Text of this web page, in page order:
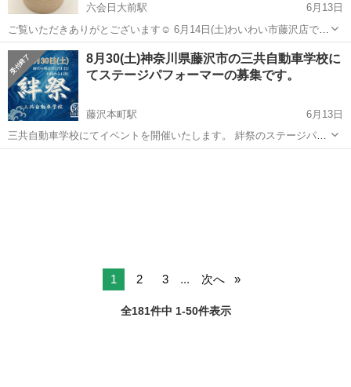
六会日大前駅
6月13日
ご覧いただきありがとございます☺️ 6月14日(土)わいわい市藤沢店で
オリジナルキーマカレー販売をさせて いただきます。 ご利用いただい
たお客様で ご希望の方にメダカ塗り絵ないし ヘラクレスカブト塗り絵
を プレゼント🎁致...
神奈川 藤沢市 六会日大前駅 地域/お祭り 塗り絵
8月30(土)神奈川県藤沢市の三共自動車学校に
てステージパフォーマーの募集です。
藤沢本町駅
6月13日
三共自動車学校にてイベントを開催いたします。 絆祭のステージパフ
ォーマーを募集中 日程 ：8月30日（土） 雨天の場合は9月7日(日)
1 2 3 ... 次へ
全181件中 1-50件表示